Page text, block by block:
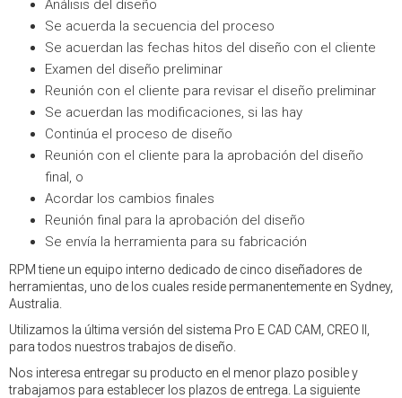
Análisis del diseño
Se acuerda la secuencia del proceso
Se acuerdan las fechas hitos del diseño con el cliente
Examen del diseño preliminar
Reunión con el cliente para revisar el diseño preliminar
Se acuerdan las modificaciones, si las hay
Continúa el proceso de diseño
Reunión con el cliente para la aprobación del diseño
final, o
Acordar los cambios finales
Reunión final para la aprobación del diseño
Se envía la herramienta para su fabricación
RPM tiene un equipo interno dedicado de cinco diseñadores de
herramientas, uno de los cuales reside permanentemente en Sydney,
Australia.
Utilizamos la última versión del sistema Pro E CAD CAM, CREO II,
para todos nuestros trabajos de diseño.
Nos interesa entregar su producto en el menor plazo posible y
trabajamos para establecer los plazos de entrega. La siguiente